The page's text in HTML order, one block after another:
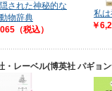
された神秘的な
動物辞典
（税込）
私
￥
・レーベル(博英社 パギョ